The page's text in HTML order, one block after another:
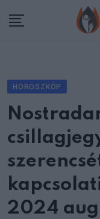
HOROSZKÓP
2024